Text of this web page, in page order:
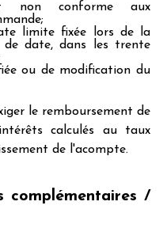
non conforme aux
limite fixée lors de la
date, dans les trente
ou de modification du
le remboursement de
calculés au taux
de l'acompte.
complémentaires /